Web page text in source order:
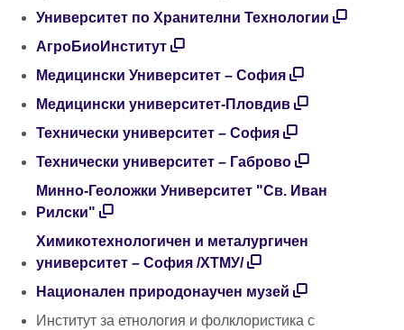
Университет по Хранителни Технологии
АгроБиоИнститут
Медицински Университет – София
Медицински университет-Пловдив
Технически университет – София
Технически университет – Габрово
Минно-Геоложки Университет "Св. Иван
Рилски"
Химикотехнологичен и металургичен
университет – София /ХТМУ/
Национален природонаучен музей
Институт за етнология и фолклористика с